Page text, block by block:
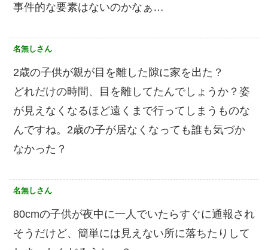
事件的な要素はないのかなぁ…
名無しさん
2歳の子供が親が目を離した隙に家を出た？
どれだけの時間、目を離してたんでしょうか？姿
が見えなくなるほど遠くまで行ってしまうものな
んですね。2歳の子が居なくなっても誰も気づか
なかった？
名無しさん
80cmの子供が夜中に一人でいたらすぐに通報され
そうだけど、簡単には見えない所に落ちたりして